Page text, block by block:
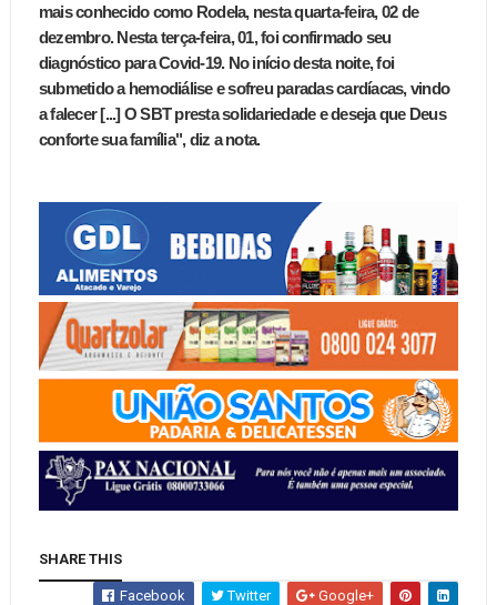
mais conhecido como Rodela, nesta quarta-feira, 02 de
dezembro. Nesta terça-feira, 01, foi confirmado seu
diagnóstico para Covid-19. No início desta noite, foi
submetido a hemodiálise e sofreu paradas cardíacas, vindo
a falecer [...] O SBT presta solidariedade e deseja que Deus
conforte sua família", diz a nota.
SHARE THIS
Facebook Twitter Google+